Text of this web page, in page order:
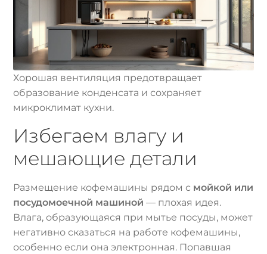
Хорошая вентиляция предотвращает
образование конденсата и сохраняет
микроклимат кухни.
Избегаем влагу и
мешающие детали
Размещение кофемашины рядом с мойкой или
посудомоечной машиной — плохая идея.
Влага, образующаяся при мытье посуды, может
негативно сказаться на работе кофемашины,
особенно если она электронная. Попавшая